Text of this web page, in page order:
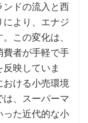
ンドの流入と西
により、エナジ
この変化は、
費者が手軽で手
映していま
おける小売環境
は、スーパーマ
った近代的な小